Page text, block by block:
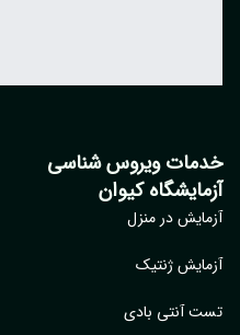
ویروس شناسی
کیوان
در منزل
ژنتیک
آنتی بادی